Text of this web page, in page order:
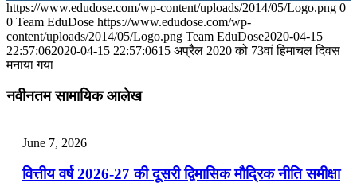
July 28, 2026
📝 डेली करेंट अफेयर्स: 25-27 जुलाई 2026
July 22, 2026
📝 डेली करेंट अफेयर्स: 19-21 जुलाई 2026
https://www.edudose.com/wp-content/uploads/2014/05/Logo.png 0
0 Team EduDose https://www.edudose.com/wp-
content/uploads/2014/05/Logo.png Team EduDose2020-04-15
22:57:062020-04-15 22:57:0615 अप्रैल 2020 को 73वां हिमाचल दिवस
मनाया गया
नवीनतम सामायिक आलेख
June 7, 2026
वित्तीय वर्ष 2026-27 की दूसरी द्विमासिक मौद्रिक नीति समीक्षा